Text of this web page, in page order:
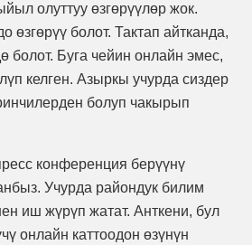
олуттуу өзгөрүүлөр жок.
өзгөрүү болот. Тактап айтканда,
болот. Буга чейин онлайн эмес,
келген. Азыркы учурда сиздер
болуп чакырып
конференция берүүнү
Учурда райондук билим
иш жүрүп жатат. Анткени, бул
онлайн каттоодон өзүнүн